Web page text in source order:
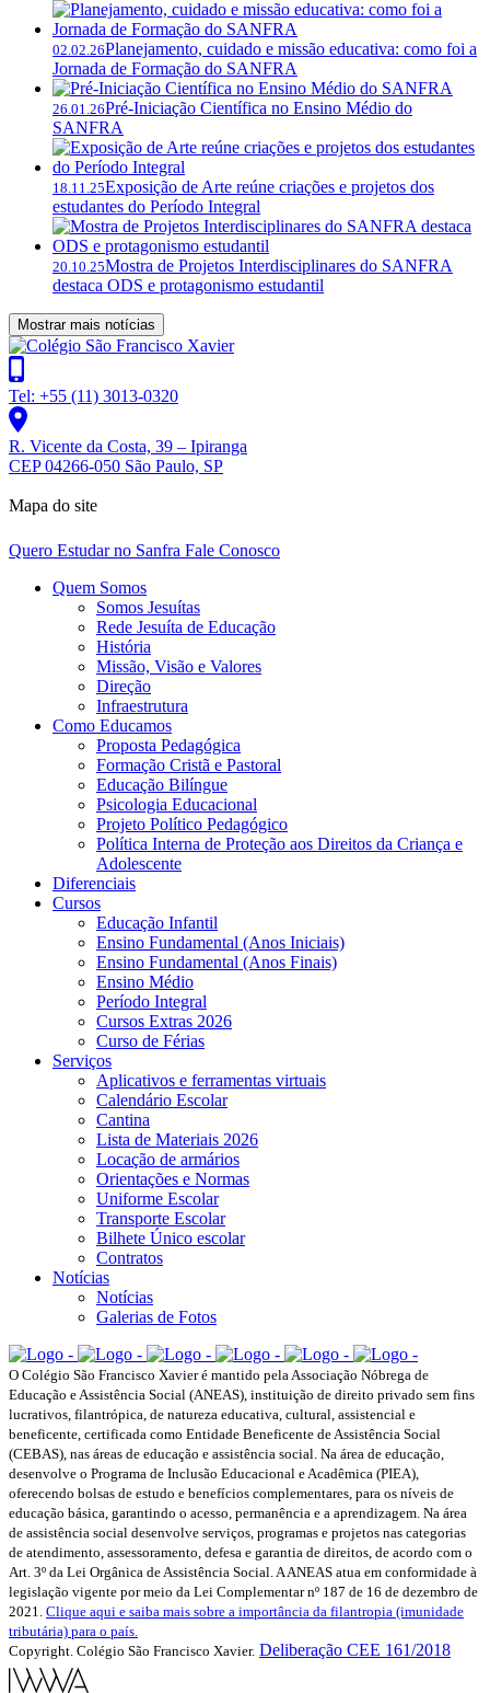
02.02.26Planejamento, cuidado e missão educativa: como foi a
Jornada de Formação do SANFRA
26.01.26Pré-Iniciação Científica no Ensino Médio do
SANFRA
18.11.25Exposição de Arte reúne criações e projetos dos
estudantes do Período Integral
20.10.25Mostra de Projetos Interdisciplinares do SANFRA
destaca ODS e protagonismo estudantil
Mostrar mais notícias
Tel: +55 (11) 3013-0320
R. Vicente da Costa, 39 – Ipiranga
CEP 04266-050 São Paulo, SP
Mapa do site
Quero Estudar no Sanfra Fale Conosco
Quem Somos
Somos Jesuítas
Rede Jesuíta de Educação
História
Missão, Visão e Valores
Direção
Infraestrutura
Como Educamos
Proposta Pedagógica
Formação Cristã e Pastoral
Educação Bilíngue
Psicologia Educacional
Projeto Político Pedagógico
Política Interna de Proteção aos Direitos da Criança e
Adolescente
Diferenciais
Cursos
Educação Infantil
Ensino Fundamental (Anos Iniciais)
Ensino Fundamental (Anos Finais)
Ensino Médio
Período Integral
Cursos Extras 2026
Curso de Férias
Serviços
Aplicativos e ferramentas virtuais
Calendário Escolar
Cantina
Lista de Materiais 2026
Locação de armários
Orientações e Normas
Uniforme Escolar
Transporte Escolar
Bilhete Único escolar
Contratos
Notícias
Notícias
Galerias de Fotos
O Colégio São Francisco Xavier é mantido pela Associação Nóbrega de
Educação e Assistência Social (ANEAS), instituição de direito privado sem fins
lucrativos, filantrópica, de natureza educativa, cultural, assistencial e
beneficente, certificada como Entidade Beneficente de Assistência Social
(CEBAS), nas áreas de educação e assistência social. Na área de educação,
desenvolve o Programa de Inclusão Educacional e Acadêmica (PIEA),
oferecendo bolsas de estudo e benefícios complementares, para os níveis de
educação básica, garantindo o acesso, permanência e a aprendizagem. Na área
de assistência social desenvolve serviços, programas e projetos nas categorias
de atendimento, assessoramento, defesa e garantia de direitos, de acordo com o
Art. 3º da Lei Orgânica de Assistência Social. A ANEAS atua em conformidade à
legislação vigente por meio da Lei Complementar nº 187 de 16 de dezembro de
2021. Clique aqui e saiba mais sobre a importância da filantropia (imunidade
tributária) para o país.
Copyright. Colégio São Francisco Xavier. Deliberação CEE 161/2018